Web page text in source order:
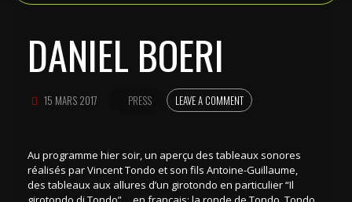
DANIEL BOERI
15 MARS 2017 PRESS LEAVE A COMMENT
Au programme hier soir, un aperçu des tableaux sonores
réalisés par Vincent Tondo et son fils Antoine-Guillaume,
des tableaux aux allures d’un girotondo en particulier “Il